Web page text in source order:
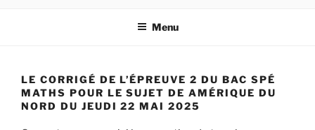
Menu
LE CORRIGÉ DE L’ÉPREUVE 2 DU BAC SPÉ
MATHS POUR LE SUJET DE AMÉRIQUE DU
NORD DU JEUDI 22 MAI 2025